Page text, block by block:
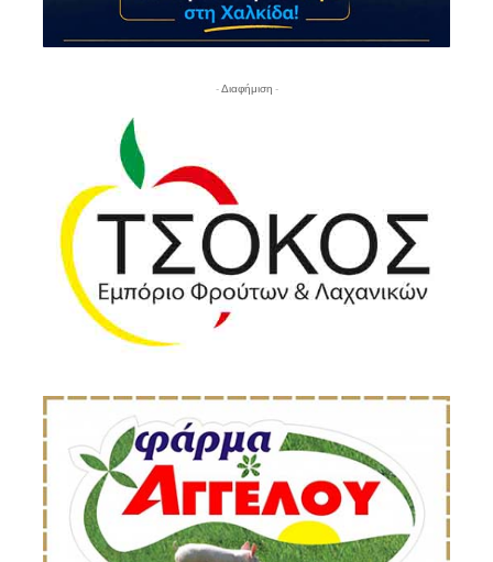
- Διαφήμιση -